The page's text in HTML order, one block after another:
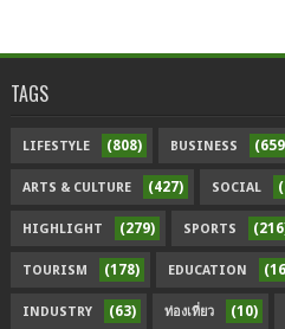
TAGS
LIFESTYLE (808) BUSINESS
ARTS & CULTURE (427) SOCIAL
HIGHLIGHT (279) SPORTS
TOURISM (178) EDUCATION
INDUSTRY (63) ท่องเที่ยว (10)